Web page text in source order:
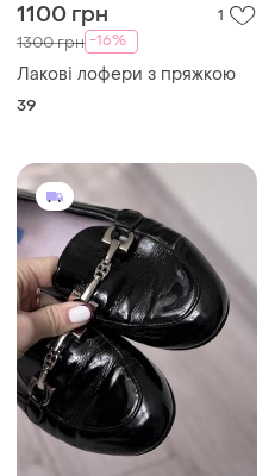
1100 грн 1
1300 грн -16%
Лакові лофери з пряжкою
39